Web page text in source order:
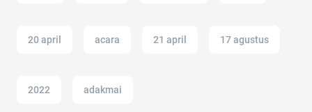
20 april acara 21 april 17 agustus
2022 adakmai